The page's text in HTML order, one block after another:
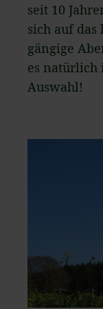
seit 10
sich auf
gängige
es natürlich
Auswahl!